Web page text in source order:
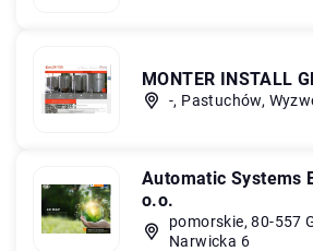
MONTER INSTALL
-, Pastuchów,
Automatic Systems
o.o.
pomorskie, 80-557
Narwicka 6